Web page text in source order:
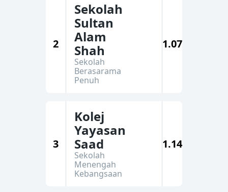
2
Sekolah
Sultan
Alam
Shah
Sekolah
Berasarama
Penuh
1.07
3
Kolej
Yayasan
Saad
Sekolah
Menengah
Kebangsaan
1.14